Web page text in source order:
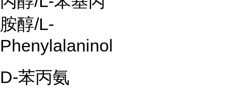
胺醇/L-
Phenylalaninol
D-苯丙氨